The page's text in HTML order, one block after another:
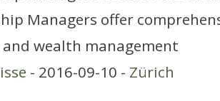
Managers offer
wealth management
- 2016-09-10 - Zürich